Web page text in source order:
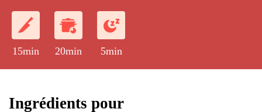
15min 20min 5min
Ingrédients pour